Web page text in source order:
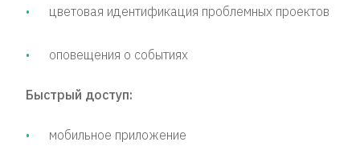
цветовая идентификация проблемных проектов
оповещения о событиях
Быстрый доступ:
мобильное приложение